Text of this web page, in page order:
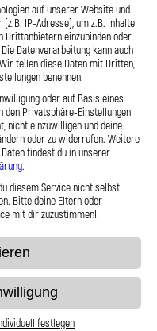
Gummi
und individuell
der Lothar Spiegler
für echte deutsche Qualität,
in Präzision und Haltbarkeit
vs. Gummi“
auf unserer Website und
IP-Adresse), um z.B. Inhalte
Drittanbietern einzubinden oder
Datenverarbeitung kann auch
teilen diese Daten mit Dritten,
benennen.
oder auf Basis eines
den Privatsphäre-Einstellungen
nicht einzuwilligen und deine
oder zu widerrufen. Weitere
findest du in unserer
.
diesem Service nicht selbst
Bitte deine Eltern oder
mit dir zuzustimmen!
festlegen